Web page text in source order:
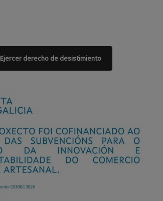
Ejercer derecho de desistimiento